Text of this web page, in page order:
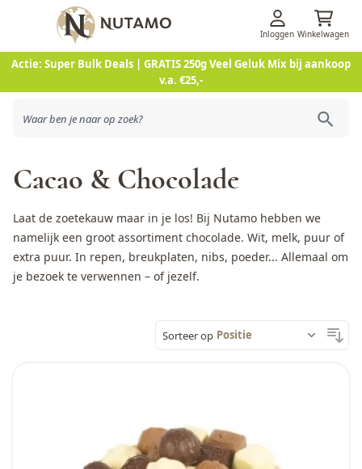
Actie: Super Bulk Deals | GRATIS 250g Veel Geluk Mix bij aankoop
v.a. €25,-
Ga naar de inhoud
Inloggen Winkelwagen
Cacao & Chocolade
Laat de zoetekauw maar in je los! Bij Nutamo hebben we
namelijk een groot assortiment chocolade. Wit, melk, puur of
extra puur. In repen, breukplaten, nibs, poeder... Allemaal om
je bezoek te verwennen – of jezelf.
Sorteer op